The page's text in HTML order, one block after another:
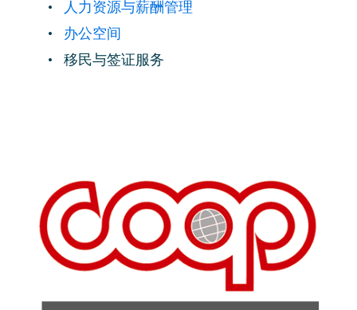
人力资源与薪酬管理
办公空间
移民与签证服务